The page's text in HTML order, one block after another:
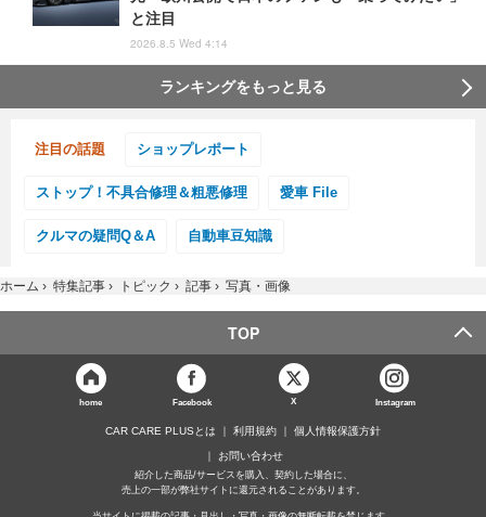
と注目
2026.8.5 Wed 4:14
ランキングをもっと見る
注目の話題 ショップレポート
ストップ！不具合修理＆粗悪修理 愛車 File
クルマの疑問Q＆A 自動車豆知識
ホーム › 特集記事 › トピック › 記事 › 写真・画像
TOP
home Facebook X Instagram
CAR CARE PLUSとは 利用規約 個人情報保護方針
お問い合わせ
紹介した商品/サービスを購入、契約した場合に、
売上の一部が弊社サイトに還元されることがあります。